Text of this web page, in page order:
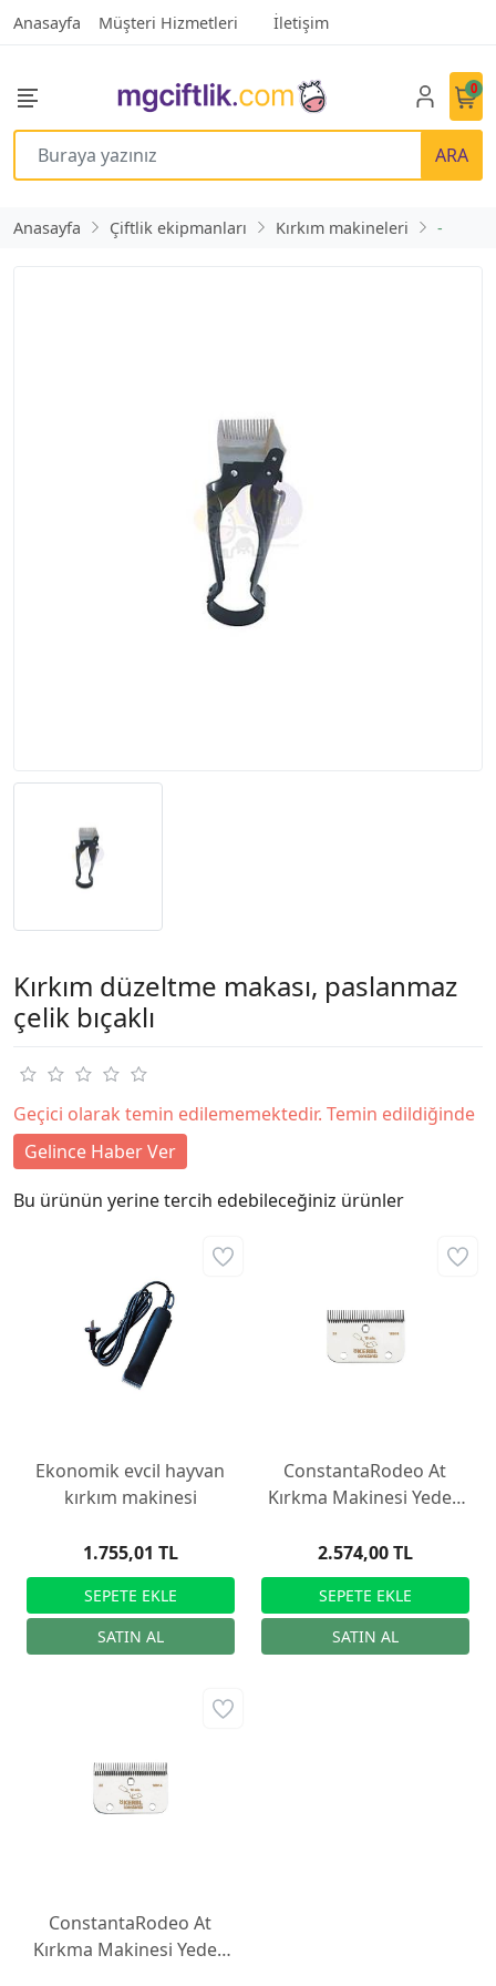
Anasayfa Müşteri Hizmetleri İletişim
ARA
0
Anasayfa Çiftlik ekipmanları Kırkım makineleri -
Kırkım düzeltme makası, paslanmaz
çelik bıçaklı
Geçici olarak temin edilememektedir. Temin edildiğinde
Gelince Haber Ver
Bu ürünün yerine tercih edebileceğiniz ürünler
Ekonomik evcil hayvan
kırkım makinesi
1.755,01 TL
ConstantaRodeo At
Kırkma Makinesi Yedek
2.574,00 TL
ConstantaRodeo At
Kırkma Makinesi Yedek